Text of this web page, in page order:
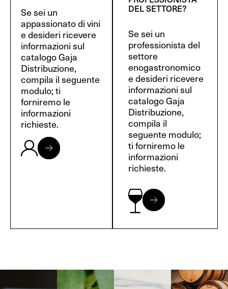
Se sei un
appassionato di vini
e desideri ricevere
informazioni sul
catalogo Gaja
Distribuzione,
compila il seguente
modulo; ti
forniremo le
informazioni
richieste.
DEL SETTORE?
Se sei un
professionista del
settore
enogastronomico
e desideri ricevere
informazioni sul
catalogo Gaja
Distribuzione,
compila il
seguente modulo;
ti forniremo le
informazioni
richieste.
Borgogna, Borgogna, Instagram